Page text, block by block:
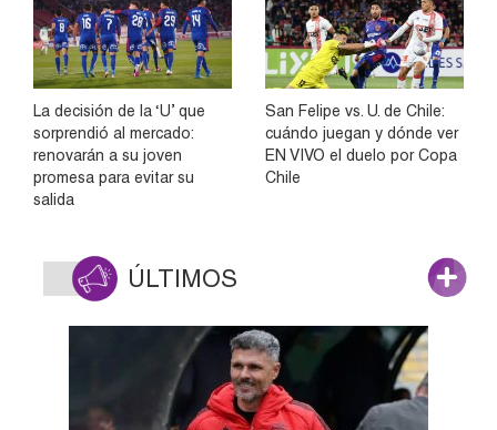
La decisión de la ‘U’ que
sorprendió al mercado:
renovarán a su joven
promesa para evitar su
salida
San Felipe vs. U. de Chile:
cuándo juegan y dónde ver
EN VIVO el duelo por Copa
Chile
ÚLTIMOS